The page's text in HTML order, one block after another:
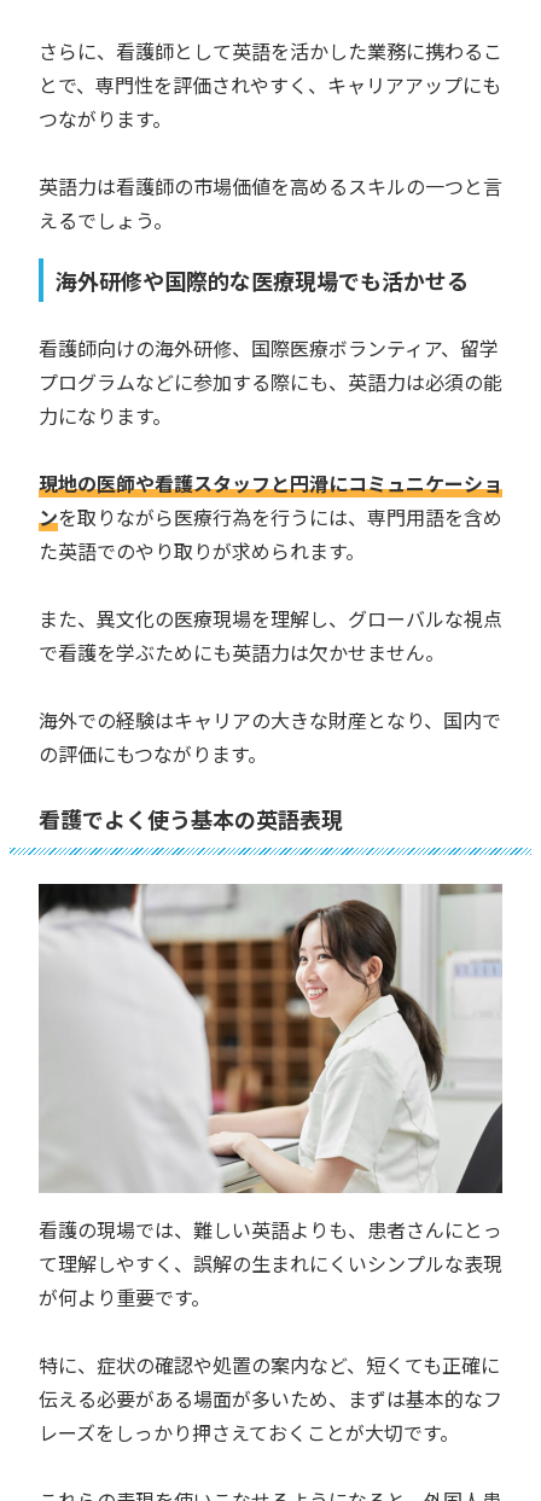
さらに、看護師として英語を活かした業務に携わるこ
とで、専門性を評価されやすく、キャリアアップにも
つながります。
英語力は看護師の市場価値を高めるスキルの一つと言
えるでしょう。
海外研修や国際的な医療現場でも活かせる
看護師向けの海外研修、国際医療ボランティア、留学
プログラムなどに参加する際にも、英語力は必須の能
力になります。
現地の医師や看護スタッフと円滑にコミュニケーショ
ンを取りながら医療行為を行うには、専門用語を含め
た英語でのやり取りが求められます。
また、異文化の医療現場を理解し、グローバルな視点
で看護を学ぶためにも英語力は欠かせません。
海外での経験はキャリアの大きな財産となり、国内で
の評価にもつながります。
看護でよく使う基本の英語表現
看護の現場では、難しい英語よりも、患者さんにとっ
て理解しやすく、誤解の生まれにくいシンプルな表現
が何より重要です。
特に、症状の確認や処置の案内など、短くても正確に
伝える必要がある場面が多いため、まずは基本的なフ
レーズをしっかり押さえておくことが大切です。